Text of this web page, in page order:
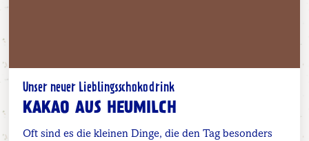
Unser neuer Lieblingsschokodrink
KAKAO AUS HEUMILCH
Oft sind es die kleinen Dinge, die den Tag besonders